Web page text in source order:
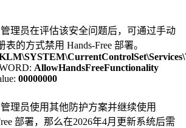
理员在评估该安全问题后，可通过手动
表的方式禁用 Hands-Free 部署。
AllowHandsFreeFunctionality
00000000
理员使用其他防护方案并继续使用
部署，那么在2026年4月更新系统后需